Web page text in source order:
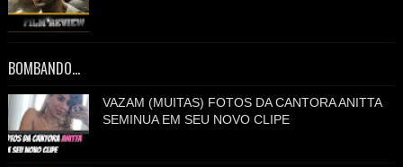
BOMBANDO...
VAZAM (MUITAS) FOTOS DA CANTORA ANITTA
SEMINUA EM SEU NOVO CLIPE